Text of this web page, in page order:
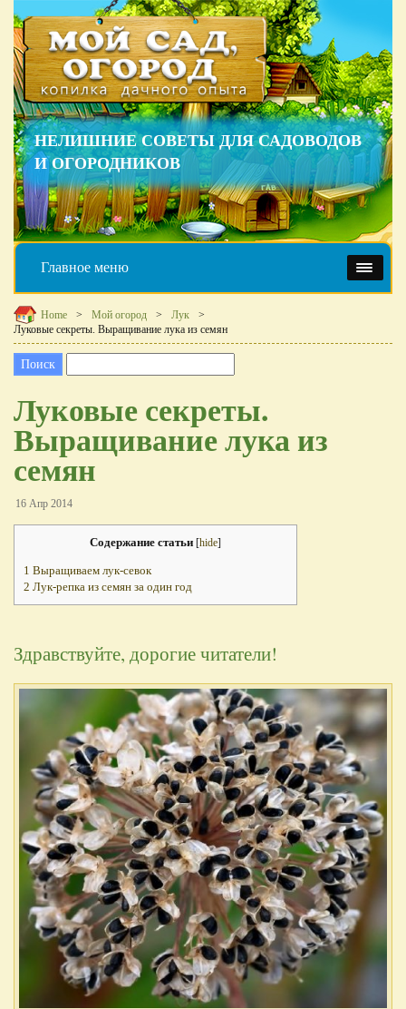
НЕЛИШНИЕ СОВЕТЫ ДЛЯ САДОВОДОВ
И ОГОРОДНИКОВ
Главное меню
Home Мой огород
Лук
Луковые секреты. Выращивание лука из семян
Луковые секреты.
Выращивание лука из
семян
16 Апр 2014
Содержание статьи [hide]
1 Выращиваем лук-севок
2 Лук-репка из семян за один год
Здравствуйте, дорогие читатели!